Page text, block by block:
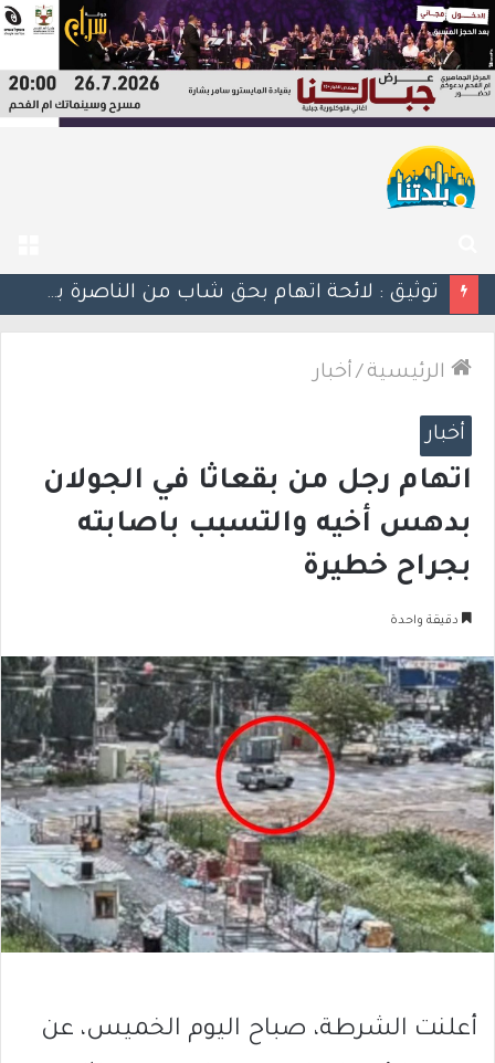
عن
توثيق : لائحة اتهام بحق شاب من الناصرة بعد ضبط مسدس ألقاه خلال محاولته الفرار من الشرطة
الرئيسية / أخبار
أخبار
اتهام رجل من بقعاثا في الجولان
بدهس أخيه والتسبب باصابته
بجراح خطيرة
دقيقة واحدة
أعلنت الشرطة، صباح اليوم الخميس، عن